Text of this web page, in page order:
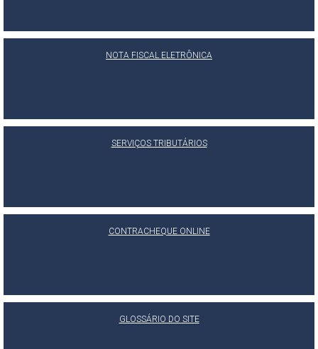
NOTA FISCAL ELETRÔNICA
SERVIÇOS TRIBUTÁRIOS
CONTRACHEQUE ONLINE
GLOSSÁRIO DO SITE